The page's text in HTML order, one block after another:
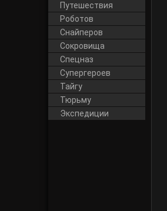
Путешествия
Роботов
Снайперов
Сокровища
Спецназ
Супергероев
Тайгу
Тюрьму
Экспедиции